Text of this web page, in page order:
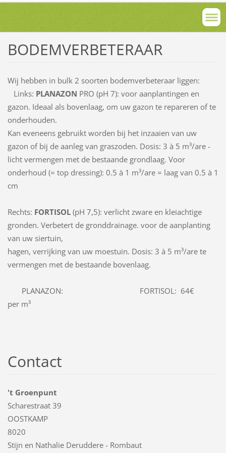
BODEMVERBETERAAR
Wij hebben in bulk 2 soorten bodemverbeteraar liggen:
Links: PLANAZON PRO (pH 7): voor aanplantingen en
gazon. Ideaal als bovenlaag, om uw gazon te repareren of te
onderhouden.
Kan eveneens gebruikt worden bij het inzaaien van uw
gazon of bij de aanleg van graszoden. Dosis: 3 à 5 m³/are -
licht vermengen met de bestaande grondlaag. Voor
onderhoud (= top dressing): 0.5 à 1 m³/are = laag van 0.5 à 1
cm
Rechts: FORTISOL (pH 7,5): verlicht zware en kleiachtige
gronden. Verbetert de gronddrainage. voor de aanplanting
van uw siertuin,
hagen, verrijking van uw moestuin. Dosis: 3 à 5 m³/are te
vermengen met de bestaande bovenlaag.
PLANAZON: FORTISOL: 64€
per m³
Contact
't Groenpunt
Scharestraat 39
OOSTKAMP
8020
Stijn en Nathalie Deruddere - Rombaut